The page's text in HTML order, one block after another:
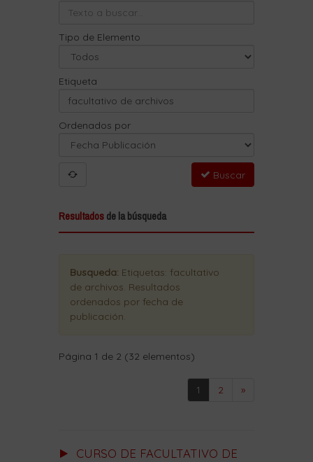
Tipo de Elemento
Etiqueta
Ordenados por
Buscar
Resultadosde la búsqueda
Busqueda: Etiquetas: facultativo
de archivos. Resultados
ordenados por fecha de
publicación.
Página 1 de 2 (32 elementos)
1 2 »
CURSO DE FACULTATIVO DE